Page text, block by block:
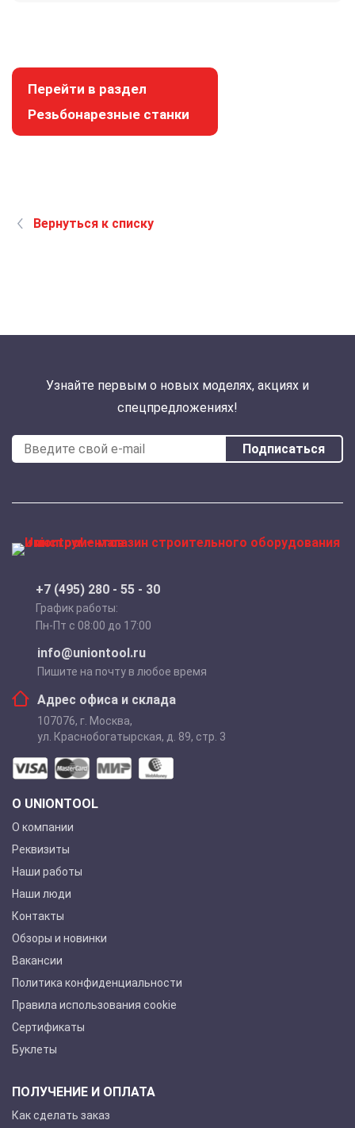
Перейти в раздел
Резьбонарезные станки
Вернуться к списку
Узнайте первым о новых моделях, акциях и
спецпредложениях!
Подписаться
+7 (495) 280 - 55 - 30
График работы:
Пн-Пт с 08:00 до 17:00
info@uniontool.ru
Пишите на почту в любое время
Адрес офиса и склада
107076, г. Москва,
ул. Краснобогатырская, д. 89, стр. 3
О UNIONTOOL
О компании
Реквизиты
Наши работы
Наши люди
Контакты
Обзоры и новинки
Вакансии
Политика конфиденциальности
Правила использования cookie
Сертификаты
Буклеты
ПОЛУЧЕНИЕ И ОПЛАТА
Как сделать заказ